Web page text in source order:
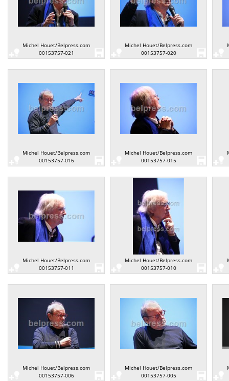
Michel Houet/Belpress.com
00153757-021
Michel Houet/Belpress.com
00153757-020
Michel Houet/Belpress.com
00153757-016
Michel Houet/Belpress.com
00153757-015
Michel Houet/Belpress.com
00153757-011
Michel Houet/Belpress.com
00153757-010
Michel Houet/Belpress.com
00153757-006
Michel Houet/Belpress.com
00153757-005